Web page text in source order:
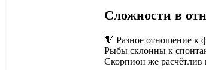
Сложности в
🔻 Разное отношение к
Рыбы склонны к
Скорпион же